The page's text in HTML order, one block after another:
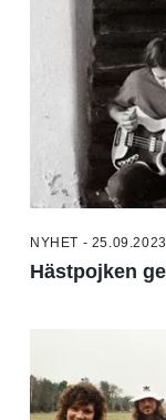
NYHET - 25.09.2023
Hästpojken